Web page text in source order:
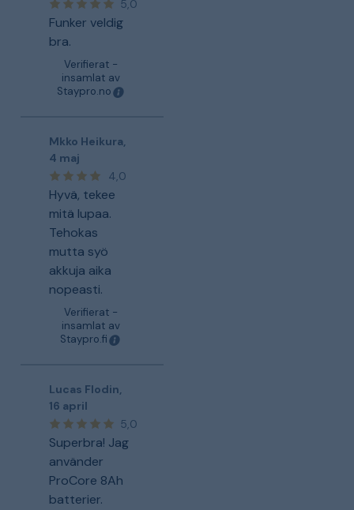
5,0
Funker veldig
bra.
Verifierat -
insamlat av
Staypro.no
Mkko Heikura,
4 maj
4,0
Hyvä, tekee
mitä lupaa.
Tehokas
mutta syö
akkuja aika
nopeasti.
Verifierat -
insamlat av
Staypro.fi
Lucas Flodin,
16 april
5,0
Superbra! Jag
använder
ProCore 8Ah
batterier.